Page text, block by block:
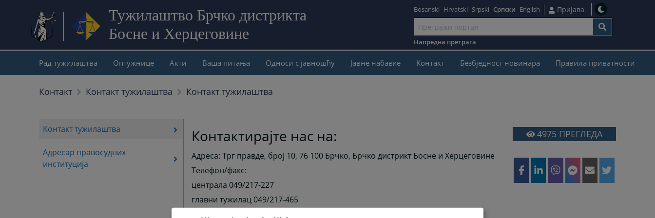
Тужилаштво Брчко дистрикта
Босне и Херцеговине
садржај
Bosanski Hrvatski Srpski Српски English Пријава
Напредна претрага
Рад тужилаштва Оптужнице Акти Ваша питања Односи с јавношћу Јавне набавке Контакт Безбjедност новинара Правила приватности
Контакт Контакт тужилаштва Контакт тужилаштва
Контакт тужилаштва
Адресар правосудних
институција
Контактирајте нас на:
Адреса: Трг правде, број 10, 76 100 Брчко, Брчко дистрикт Босне и Херцеговине
Телефон/факс:
централа 049/217-227
главни тужилац 049/217-465
4975 ПРЕГЛЕДА